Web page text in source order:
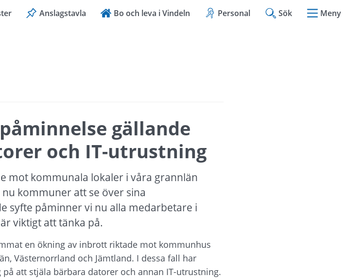
Anslagstavla Bo och leva i Vindeln Personal Sök Meny
gällande
och IT-utrustning
mot kommunala lokaler i våra grannlän
kommuner att se över sina
syfte påminner vi nu alla medarbetare i
viktigt att tänka på.
en ökning av inbrott riktade mot kommunhus
Västernorrland och Jämtland. I dessa fall har
att stjäla bärbara datorer och annan IT-utrustning.